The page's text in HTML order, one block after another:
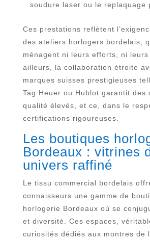
soudure laser ou le replaquage
Ces prestations reflètent
des ateliers horlogers bordelais,
ménagent ni leurs efforts, ni
ailleurs, la collaboration étroite
marques suisses prestigieuses
Tag Heuer ou Hublot garantit des
qualité élevés, et ce, dans le
certifications rigoureuses.
Les boutiques
Bordeaux : vitrines
univers raffiné
Le tissu commercial bordelais
connaisseurs une gamme de
horlogerie Bordeaux où se
et diversité. Ces espaces,
curiosités dédiés aux montres de